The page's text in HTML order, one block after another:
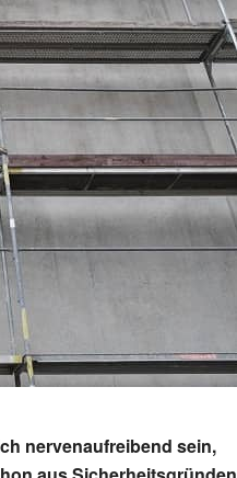
nervenaufreibend sein,